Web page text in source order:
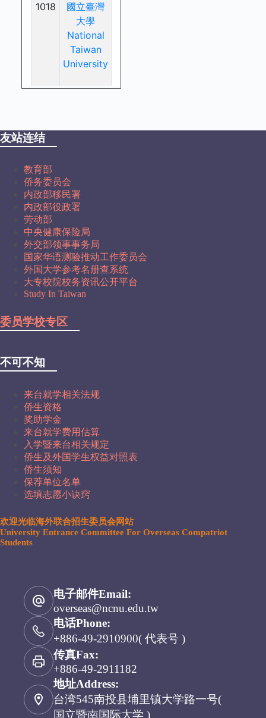
友站连结
教育部
侨务委员会
内政部移民署
内政部役政署
劳动部
中央健康保险局
外交部领事事务局
国家华语测验推动工作委员会
外国大学参考名册查系统
大专校院校务资讯公开平台
Study In Taiwan
委员学校专区
不可不知
来台就学相关法规
侨生资格
奖助学金
来台就学费用估算
入学暨来台相关规定
侨生及外国学生权益对照表
侨生须知
保荐单位名单
选填志愿小诀窍
欢迎光临海外联合招生委员会网站
University Entrance Committee For Overseas Compatriot
Students
电子邮件Email:
overseas@ncnu.edu.tw
电话Phone:
+886-49-2910900( 代表号 )
传真Fax:
+886-49-2911182
地址Address:
台湾545南投县埔里镇大学路一号(
国立暨南国际大学 )